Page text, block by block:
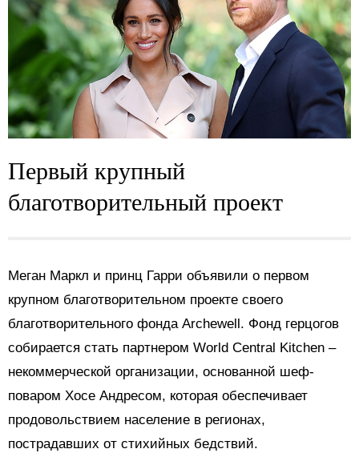
Первый крупный
благотворительный проект
Меган Маркл и принц Гарри объявили о первом
крупном благотворительном проекте своего
благотворительного фонда Archewell. Фонд герцогов
собирается стать партнером World Central Kitchen –
некоммерческой организации, основанной шеф-
поваром Хосе Андресом, которая обеспечивает
продовольствием население в регионах,
пострадавших от стихийных бедствий.